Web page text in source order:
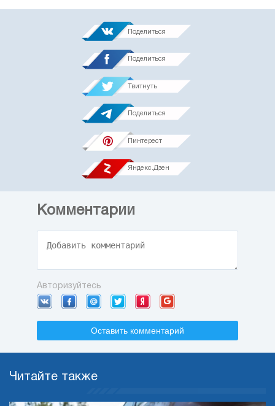
Поделиться
Поделиться
Твитнуть
Поделиться
Пинтерест
Яндекс.Дзен
Комментарии
Авторизуйтесь
Оставить комментарий
Читайте также